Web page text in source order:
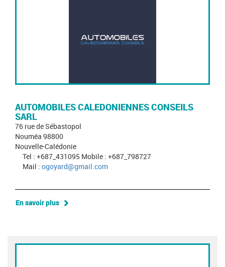
AUTOMOBILES CALEDONIENNES CONSEILS
SARL
76 rue de Sébastopol
Nouméa 98800
Nouvelle-Calédonie
Tel : +687_431095 Mobile : +687_798727
Mail : ogoyard@gmail.com
En savoir plus